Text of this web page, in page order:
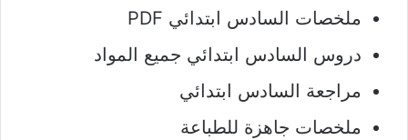
ملخصات السادس ابتدائي PDF
دروس السادس ابتدائي جميع المواد
مراجعة السادس ابتدائي
ملخصات جاهزة للطباعة